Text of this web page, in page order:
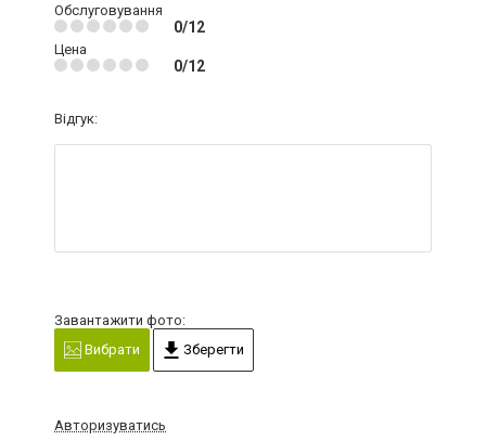
Обслуговування
0/12
Цена
0/12
Відгук:
Завантажити фото:
Вибрати
Зберегти
Авторизуватись